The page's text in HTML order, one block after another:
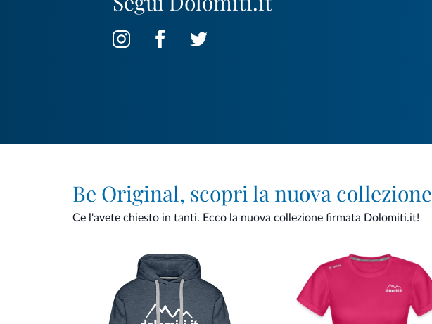
Be Original, scopri la nuova collezione
Ce l'avete chiesto in tanti. Ecco la nuova collezione firmata Dolomiti.it!